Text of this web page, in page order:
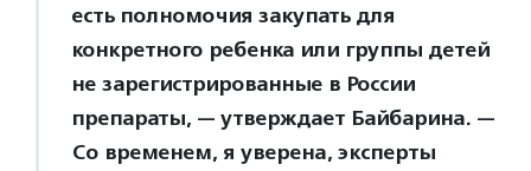
есть полномочия закупать для
конкретного ребенка или группы детей
не зарегистрированные в России
препараты, — утверждает Байбарина. —
Со временем, я уверена, эксперты